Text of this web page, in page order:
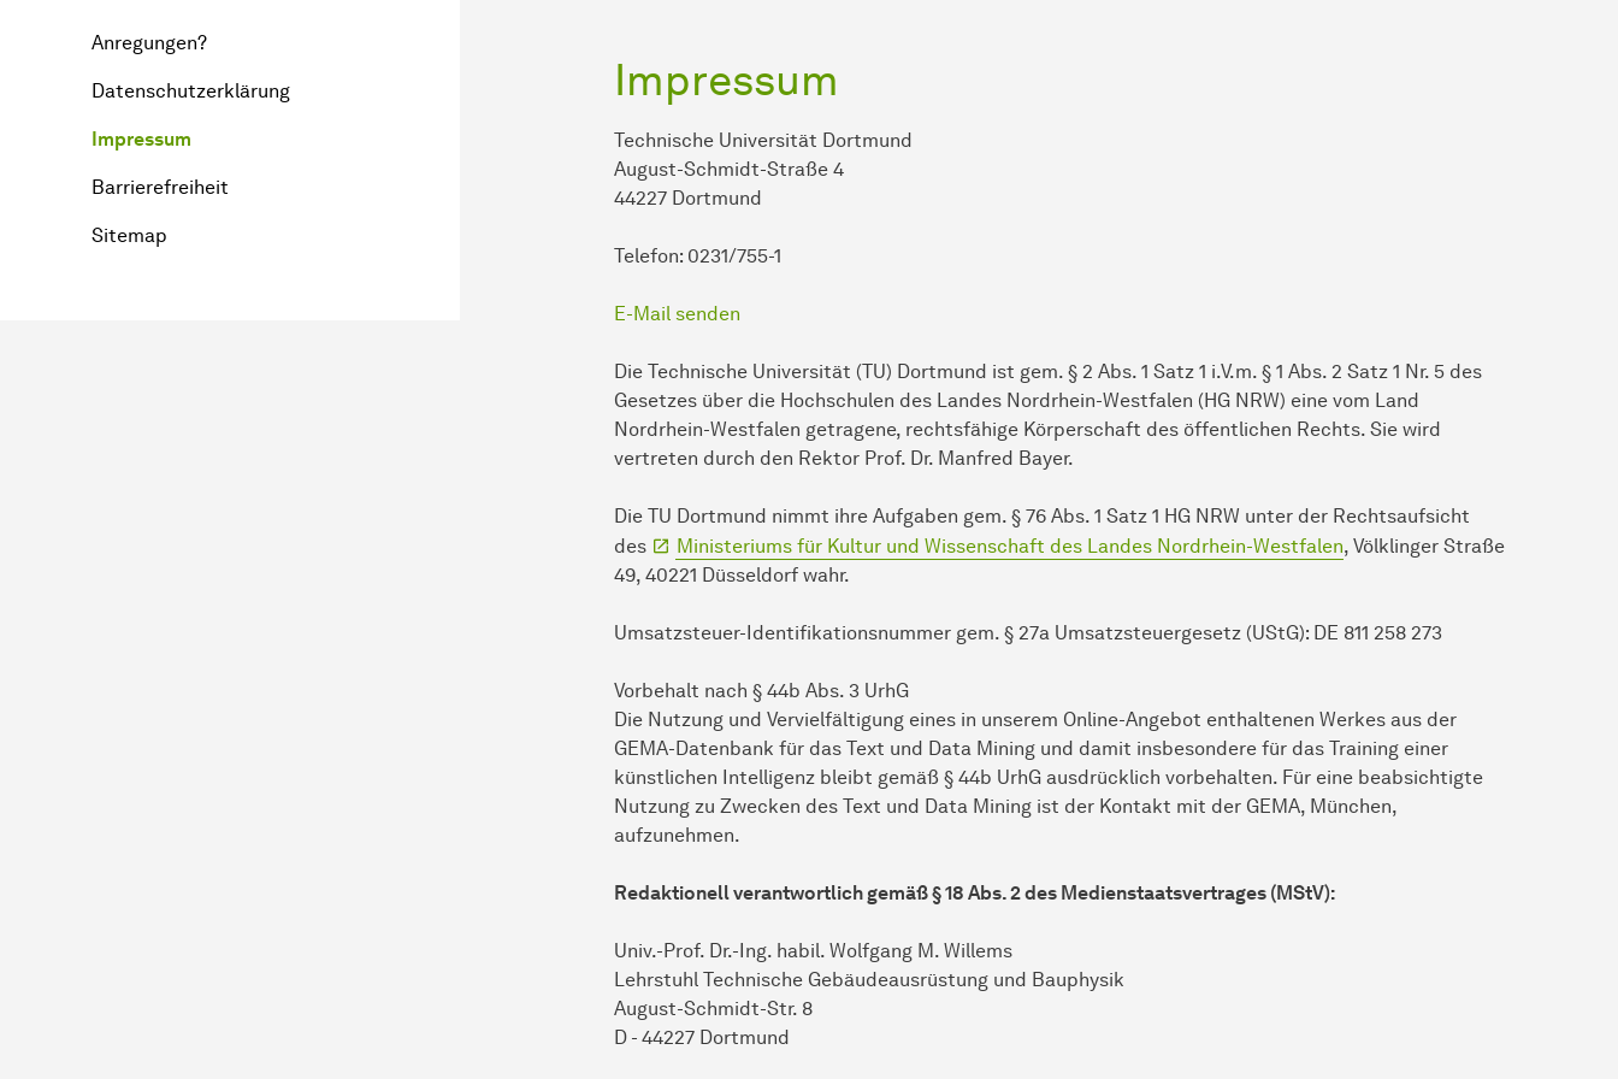
Anregungen?
Datenschutzerklärung
Impressum
Barrierefreiheit
Sitemap
Impressum
Technische Universität Dortmund
August-Schmidt-Straße 4
44227 Dortmund
Telefon: 0231/755-1
E-Mail senden
Die Technische Universität (TU) Dortmund ist gem. § 2 Abs. 1 Satz 1 i.V.m. § 1 Abs. 2 Satz 1 Nr. 5 des
Gesetzes über die Hochschulen des Landes Nordrhein-Westfalen (HG NRW) eine vom Land
Nordrhein-Westfalen getragene, rechtsfähige Körperschaft des öffentlichen Rechts. Sie wird
vertreten durch den Rektor Prof. Dr. Manfred Bayer.
Die TU Dortmund nimmt ihre Aufgaben gem. § 76 Abs. 1 Satz 1 HG NRW unter der Rechtsaufsicht
des
Ministeriums für Kultur und Wissenschaft des Landes Nordrhein-Westfalen, Völklinger Straße
49, 40221 Düsseldorf wahr.
Umsatzsteuer-Identifikationsnummer gem. § 27a Umsatzsteuergesetz (UStG): DE 811 258 273
Vorbehalt nach § 44b Abs. 3 UrhG
Die Nutzung und Vervielfältigung eines in unserem Online-Angebot enthaltenen Werkes aus der
GEMA-Datenbank für das Text und Data Mining und damit insbesondere für das Training einer
künstlichen Intelligenz bleibt gemäß § 44b UrhG ausdrücklich vorbehalten. Für eine beabsichtigte
Nutzung zu Zwecken des Text und Data Mining ist der Kontakt mit der GEMA, München,
aufzunehmen.
Redaktionell verantwortlich gemäß § 18 Abs. 2 des Medienstaatsvertrages (MStV):
Univ.-Prof. Dr.-Ing. habil. Wolfgang M. Willems
Lehrstuhl Technische Gebäudeausrüstung und Bauphysik
August-Schmidt-Str. 8
D - 44227 Dortmund